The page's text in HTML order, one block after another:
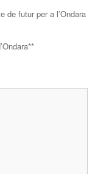
de futur per a l’Ondara